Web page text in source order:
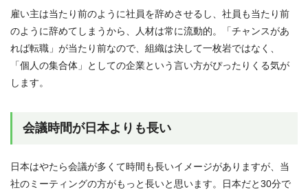
雇い主は当たり前のように社員を辞めさせるし、社員も当たり前
のように辞めてしまうから、人材は常に流動的。「チャンスがあ
れば転職」が当たり前なので、組織は決して一枚岩ではなく、
「個人の集合体」としての企業という言い方がぴったりくる気が
します。
会議時間が日本よりも長い
日本はやたら会議が多くて時間も長いイメージがありますが、当
社のミーティングの方がもっと長いと思います。日本だと30分で